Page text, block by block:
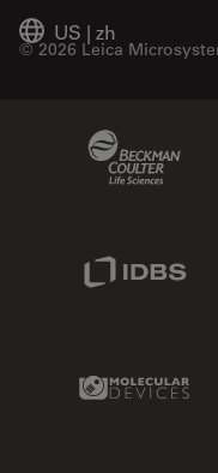
US | zh
© 2026 Leica